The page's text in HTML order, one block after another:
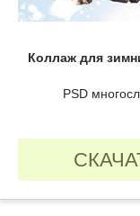
Коллаж для
PSD